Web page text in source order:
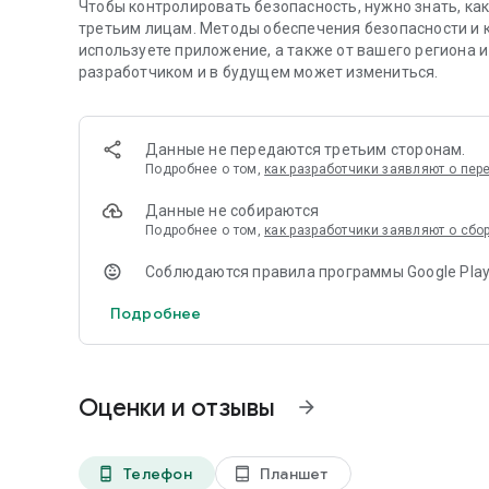
Буковки подходят для обучения в детском саду.
домашних заданий будет полезно разделение слова
предложения. Деление слов на склады и слоги. Как
- Азбука. Алфавит для детей. Озвученный алфавит
- Модуль для рисования с озвученными названиями
фантазию и воображение.
- Детские раскраски - "разукрашки" для детей -
- Знакомимся с музыкой - играем на музыкальных
- Пазлы-загадки - собираем яркие, красочные пазлы -
- Симулятор строительства "Чудо-стройка" игровыми
грамотности и изучения букв.
буквосочетания.
- "Домик Слогослова" - симуляция комнаты, которую
Чтобы контролировать безопасность, нужно знать,
третьим лицам. Методы обеспечения безопасности и
используете приложение, а также от вашего
разработчиком и в будущем может измениться.
Данные не передаются третьим сторонам.
Подробнее о том, как разработчики заявляют о
Данные не собираются
Подробнее о том, как разработчики заявляют о
Соблюдаются правила программы Google
Подробнее
Оценки и отзывы arrow_forward
phone_android Телефон tablet_android Планшет